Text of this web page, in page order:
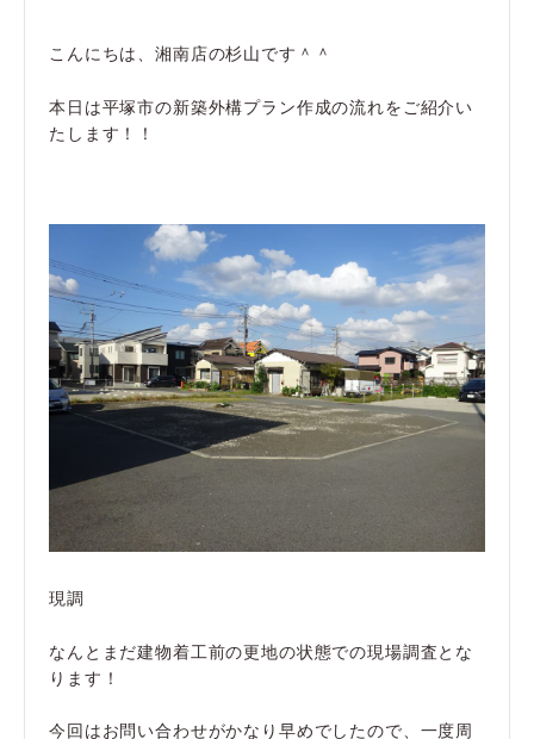
こんにちは、湘南店の杉山です＾＾
本日は平塚市の新築外構プラン作成の流れをご紹介い
たします！！
現調
なんとまだ建物着工前の更地の状態での現場調査とな
ります！
今回はお問い合わせがかなり早めでしたので、一度周